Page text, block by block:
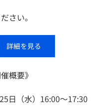
さい。
詳細を見る
概要》
日（水）16:00〜17:30